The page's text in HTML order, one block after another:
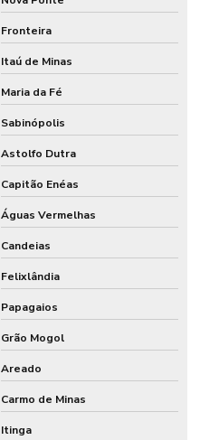
Fronteira
Itaú de Minas
Maria da Fé
Sabinópolis
Astolfo Dutra
Capitão Enéas
Águas Vermelhas
Candeias
Felixlândia
Papagaios
Grão Mogol
Areado
Carmo de Minas
Itinga